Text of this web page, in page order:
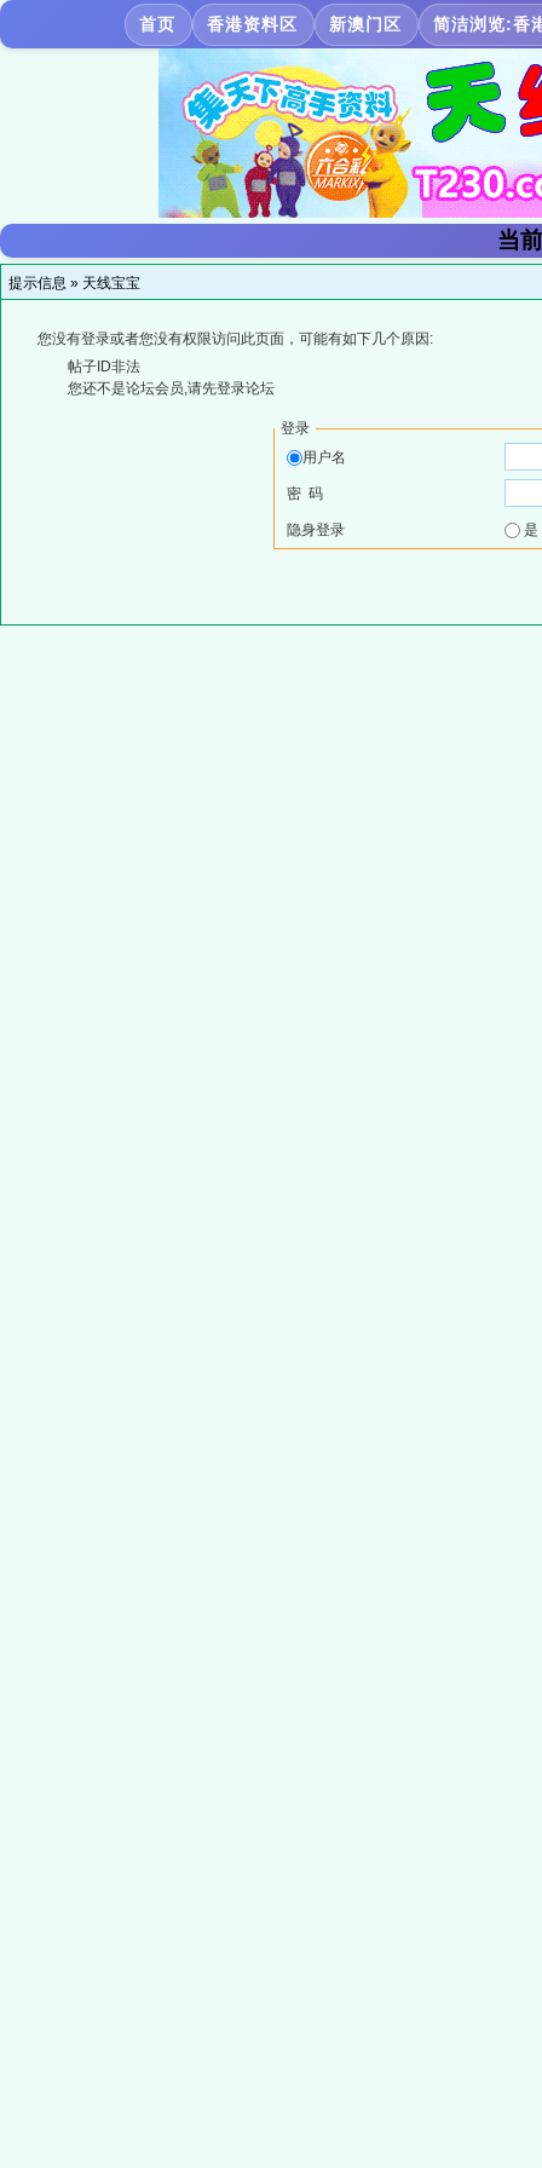
首页 香港资料区 新澳门区 简洁浏览:香
当
提示信息 » 天线宝宝
您没有登录或者您没有权限访问此页面，可能有如下几个原因:
帖子ID非法
您还不是论坛会员,请先登录论坛
登录
用户名
密 码
隐身登录